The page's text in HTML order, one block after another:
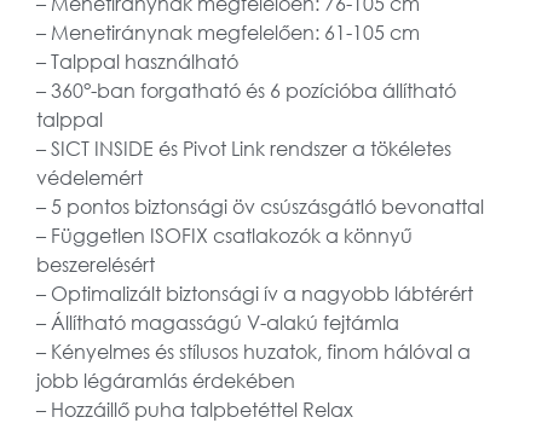
– Menetiránynak megfelelően: 61-105 cm
– Talppal használható
– 360°-ban forgatható és 6 pozícióba állítható
talppal
– SICT INSIDE és Pivot Link rendszer a tökéletes
védelemért
– 5 pontos biztonsági öv csúszásgátló bevonattal
– Független ISOFIX csatlakozók a könnyű
beszerelésért
– Optimalizált biztonsági ív a nagyobb lábtérért
– Állítható magasságú V-alakú fejtámla
– Kényelmes és stílusos huzatok, finom hálóval a
jobb légáramlás érdekében
– Hozzáillő puha talpbetéttel Relax